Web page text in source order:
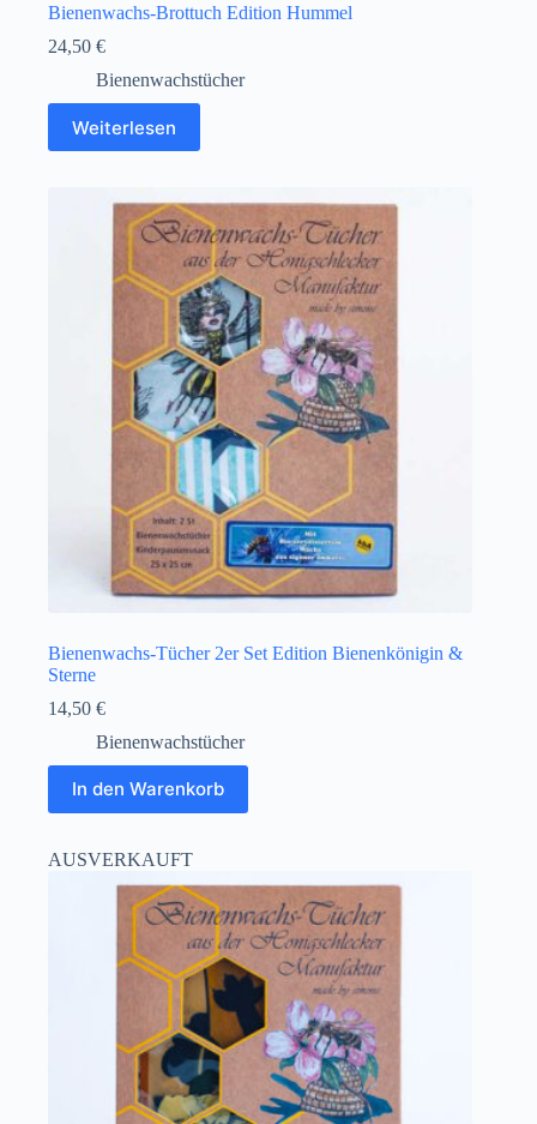
Bienenwachs-Brottuch Edition Hummel
24,50 €
Bienenwachstücher
Weiterlesen
Bienenwachs-Tücher 2er Set Edition Bienenkönigin &
Sterne
14,50 €
Bienenwachstücher
In den Warenkorb
AUSVERKAUFT